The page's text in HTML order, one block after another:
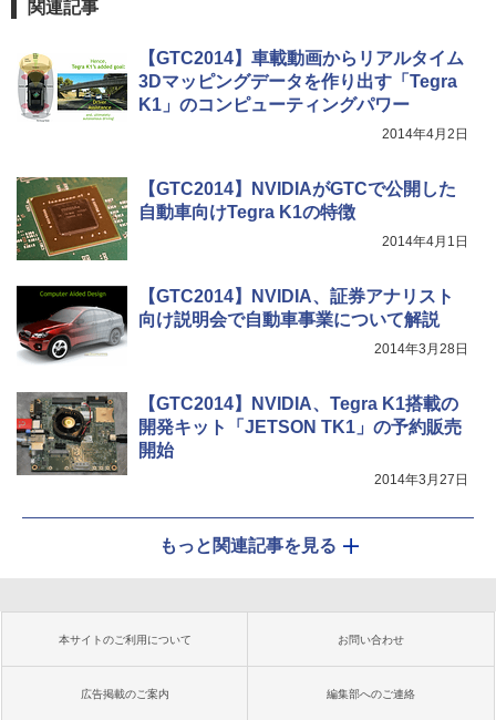
関連記事
【GTC2014】車載動画からリアルタイム
3Dマッピングデータを作り出す「Tegra
K1」のコンピューティングパワー
2014年4月2日
【GTC2014】NVIDIAがGTCで公開した
自動車向けTegra K1の特徴
2014年4月1日
【GTC2014】NVIDIA、証券アナリスト
向け説明会で自動車事業について解説
2014年3月28日
【GTC2014】NVIDIA、Tegra K1搭載の
開発キット「JETSON TK1」の予約販売
開始
2014年3月27日
もっと関連記事を見る
本サイトのご利用について お問い合わせ
広告掲載のご案内 編集部へのご連絡